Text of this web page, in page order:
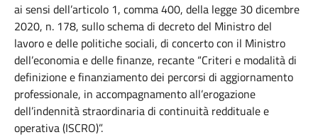
ai sensi dell’articolo 1, comma 400, della legge 30 dicembre
2020, n. 178, sullo schema di decreto del Ministro del
lavoro e delle politiche sociali, di concerto con il Ministro
dell’economia e delle finanze, recante “Criteri e modalità di
definizione e finanziamento dei percorsi di aggiornamento
professionale, in accompagnamento all’erogazione
dell’indennità straordinaria di continuità reddituale e
operativa (ISCRO)”.